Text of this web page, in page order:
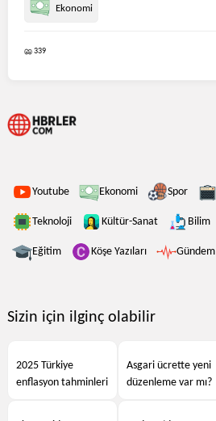
Youtube Ekonomi Spor
Teknoloji Kültür-Sanat Bilim
Eğitim Köşe Yazıları Gündem
Sizin için ilginç olabilir
2025 Türkiye
enflasyon tahminleri
Asgari ücrette yeni
düzenleme var mı?
Ekonomi
339